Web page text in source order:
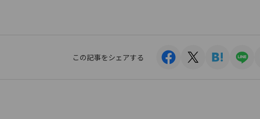
この記事をシェアする